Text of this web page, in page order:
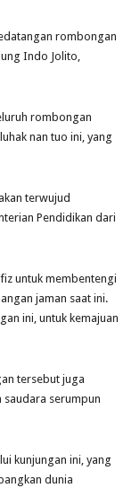
rombongan
Indo Jolito,
rombongan
nan tuo ini, yang
terwujud
Pendidikan dari
untuk membentengi
jaman saat ini.
ini, untuk kemajuan
tersebut juga
serumpun
kunjungan ini, yang
dunia